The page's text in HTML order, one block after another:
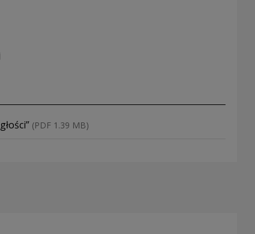
(PDF 1.39 MB)